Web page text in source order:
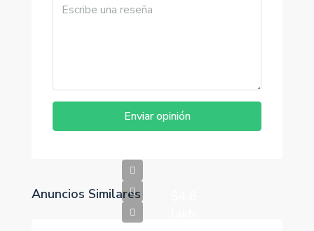
Enviar opinión
Anuncios Similares